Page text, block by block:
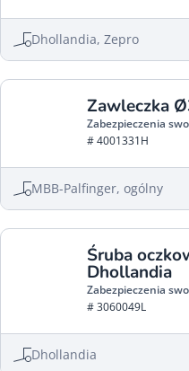
Dhollandia, Zepro
Zawleczka
Zabezpieczenia
# 4001331H
MBB-Palfinger, ogólny
Śruba
Dhollandia
Zabezpieczenia
# 3060049L
Dhollandia